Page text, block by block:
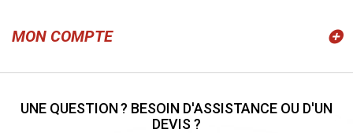
MON COMPTE
UNE QUESTION ? BESOIN D'ASSISTANCE OU D'UN
DEVIS ?